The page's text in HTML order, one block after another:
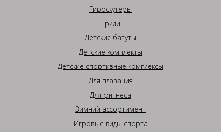
Гироскутеры
Грили
Детские батуты
Детские комплекты
Детские спортивные комплексы
Для плавания
Для фитнеса
Зимний ассортимент
Игровые виды спорта